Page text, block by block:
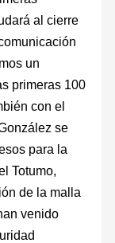
al cierre
un
primeras 100
con el
se
para la
Totumo,
de la malla
venido